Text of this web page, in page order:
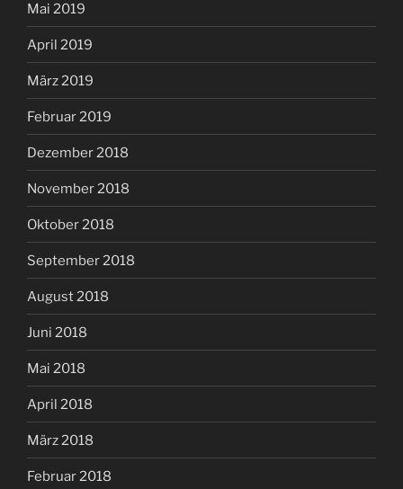
Mai 2019
April 2019
März 2019
Februar 2019
Dezember 2018
November 2018
Oktober 2018
September 2018
August 2018
Juni 2018
Mai 2018
April 2018
März 2018
Februar 2018